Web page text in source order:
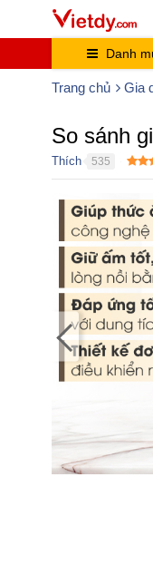
Danh
Trang chủ Gia
So sánh
Thích 535